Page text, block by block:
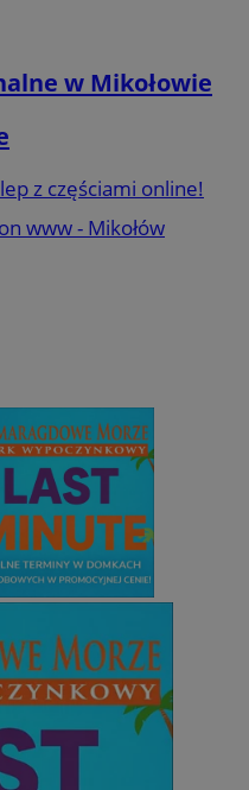
w Mikołowie
z częściami online!
www - Mikołów